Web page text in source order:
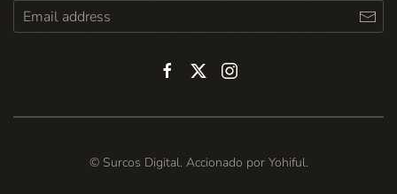
© Surcos Digital. Accionado por Yohiful.